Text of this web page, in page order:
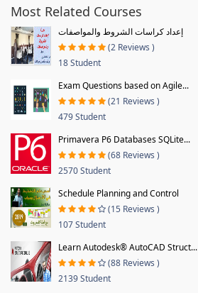
Most Related Courses
إعداد كراسات الشروط والمواصفات
(2 Reviews )
18 Student
Exam Questions based on Agile...
(21 Reviews )
479 Student
Primavera P6 Databases SQLite...
(68 Reviews )
2570 Student
Schedule Planning and Control
(15 Reviews )
107 Student
Learn Autodesk® AutoCAD Struct...
(88 Reviews )
2139 Student